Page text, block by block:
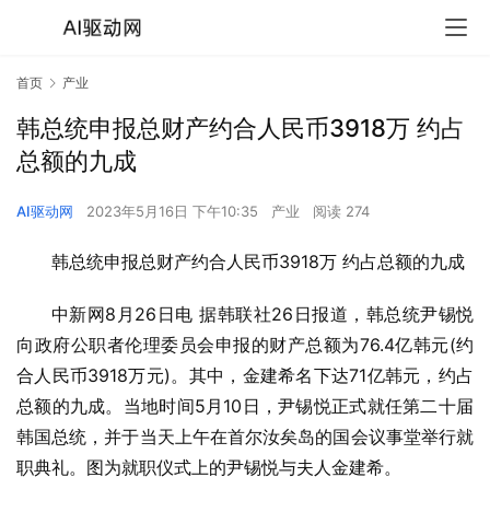
首页 产业
韩总统申报总财产约合人民币3918万 约占
总额的九成
AI驱动网 2023年5月16日 下午10:35 产业 阅读 274
韩总统申报总财产约合人民币3918万 约占总额的九成
中新网8月26日电 据韩联社26日报道，韩总统尹锡悦
向政府公职者伦理委员会申报的财产总额为76.4亿韩元(约
合人民币3918万元)。其中，金建希名下达71亿韩元，约占
总额的九成。当地时间5月10日，尹锡悦正式就任第二十届
韩国总统，并于当天上午在首尔汝矣岛的国会议事堂举行就
职典礼。图为就职仪式上的尹锡悦与夫人金建希。